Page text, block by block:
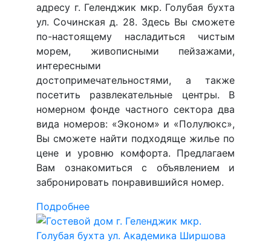
адресу г. Геленджик мкр. Голубая бухта
ул. Сочинская д. 28. Здесь Вы сможете
по-настоящему насладиться чистым
морем, живописными пейзажами,
интересными
достопримечательностями, а также
посетить развлекательные центры. В
номерном фонде частного сектора два
вида номеров: «Эконом» и «Полулюкс»,
Вы сможете найти подходяще жилье по
цене и уровню комфорта. Предлагаем
Вам ознакомиться с объявлением и
забронировать понравившийся номер.
Подробнее